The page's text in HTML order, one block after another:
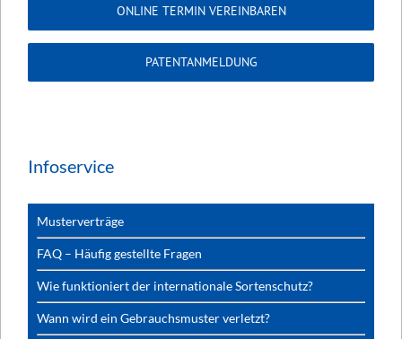
ONLINE TERMIN VEREINBAREN
PATENTANMELDUNG
Infoservice
Musterverträge
FAQ – Häufig gestellte Fragen
Wie funktioniert der internationale Sortenschutz?
Wann wird ein Gebrauchsmuster verletzt?